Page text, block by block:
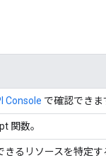
Console で確認できま
関数。
るリソースを特定す